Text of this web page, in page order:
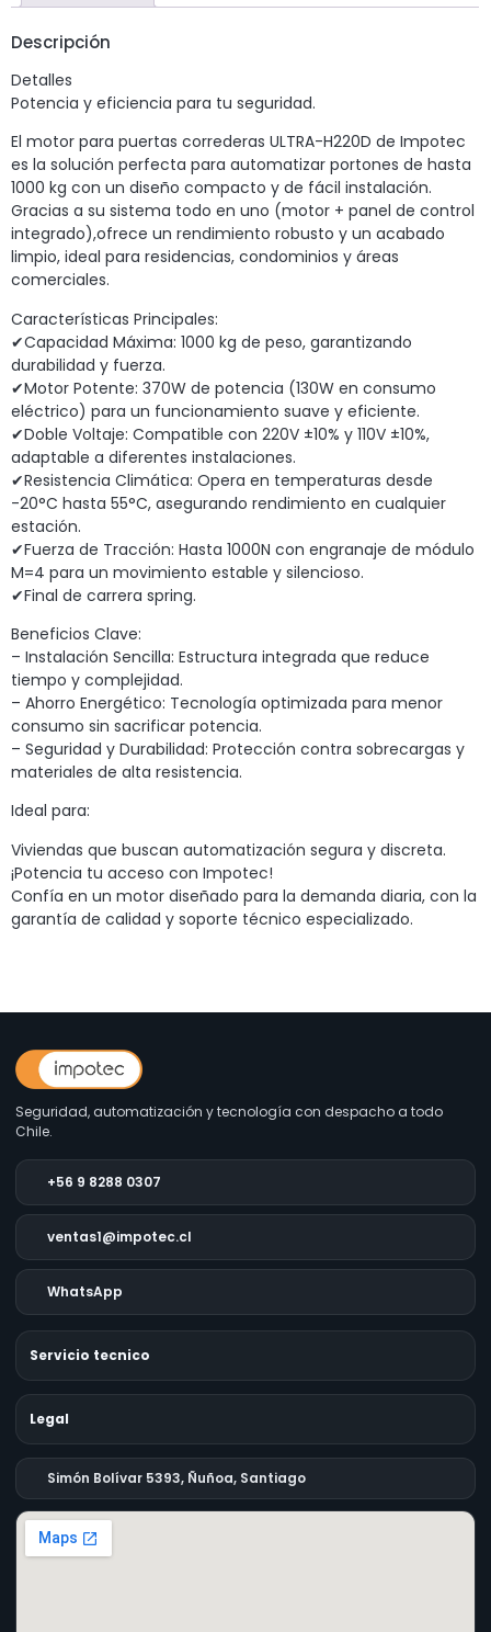
Descripción
Detalles
Potencia y eficiencia para tu seguridad.
El motor para puertas correderas ULTRA-H220D de Impotec
es la solución perfecta para automatizar portones de hasta
1000 kg con un diseño compacto y de fácil instalación.
Gracias a su sistema todo en uno (motor + panel de control
integrado),ofrece un rendimiento robusto y un acabado
limpio, ideal para residencias, condominios y áreas
comerciales.
Características Principales:
✔Capacidad Máxima: 1000 kg de peso, garantizando
durabilidad y fuerza.
✔Motor Potente: 370W de potencia (130W en consumo
eléctrico) para un funcionamiento suave y eficiente.
✔Doble Voltaje: Compatible con 220V ±10% y 110V ±10%,
adaptable a diferentes instalaciones.
✔Resistencia Climática: Opera en temperaturas desde
-20°C hasta 55°C, asegurando rendimiento en cualquier
estación.
✔Fuerza de Tracción: Hasta 1000N con engranaje de módulo
M=4 para un movimiento estable y silencioso.
✔Final de carrera spring.
Beneficios Clave:
– Instalación Sencilla: Estructura integrada que reduce
tiempo y complejidad.
– Ahorro Energético: Tecnología optimizada para menor
consumo sin sacrificar potencia.
– Seguridad y Durabilidad: Protección contra sobrecargas y
materiales de alta resistencia.
Ideal para:
Viviendas que buscan automatización segura y discreta.
¡Potencia tu acceso con Impotec!
Confía en un motor diseñado para la demanda diaria, con la
garantía de calidad y soporte técnico especializado.
Seguridad, automatización y tecnología con despacho a todo
Chile.
+56 9 8288 0307
ventas1@impotec.cl
WhatsApp
Servicio tecnico
Legal
Simón Bolívar 5393, Ñuñoa, Santiago